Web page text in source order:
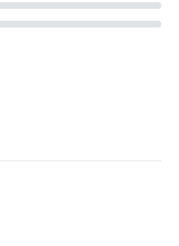
Trabalho